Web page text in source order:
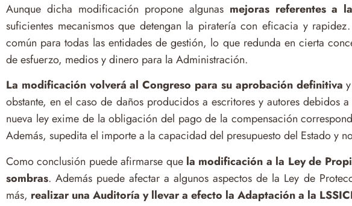
Aunque dicha modificación propone algunas mejoras referentes a
suficientes mecanismos que detengan la piratería con eficacia y
común para todas las entidades de gestión, lo que redunda en cierta
de esfuerzo, medios y dinero para la Administración.
La modificación volverá al Congreso para su aprobación definitiva
obstante, en el caso de daños producidos a escritores y autores debidos
nueva ley exime de la obligación del pago de la compensación
Además, supedita el importe a la capacidad del presupuesto del Estado y
Como conclusión puede afirmarse que la modificación a la Ley de
sombras. Además puede afectar a algunos aspectos de la Ley de
más, realizar una Auditoría y llevar a efecto la Adaptación a la